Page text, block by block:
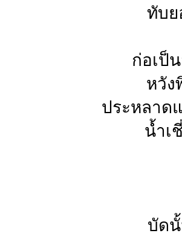
ทับย
ก่อเป็
หวัง
ประหลาด
น้ำเ
บัด